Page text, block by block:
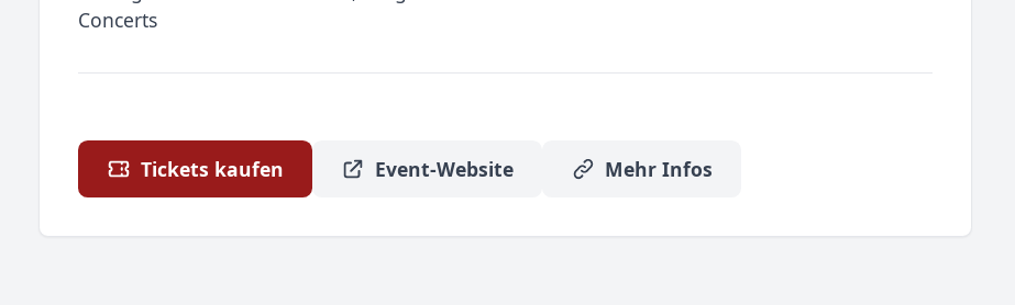
Concerts
Tickets kaufen Event-Website Mehr Infos